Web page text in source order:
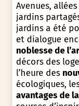
Avenues,
jardins
jardins a été
et dialogue
noblesse de
décors des
l’heure des
écologiques,
avantages de